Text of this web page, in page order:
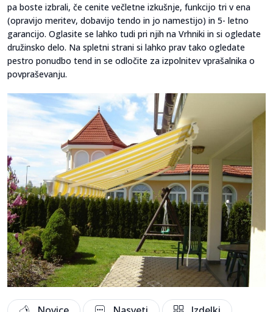
pa boste izbrali, če cenite večletne izkušnje, funkcijo tri v ena
(opravijo meritev, dobavijo tendo in jo namestijo) in 5- letno
garancijo. Oglasite se lahko tudi pri njih na Vrhniki in si ogledate
družinsko delo. Na spletni strani si lahko prav tako ogledate
pestro ponudbo tend in se odločite za izpolnitev vprašalnika o
povpraševanju.